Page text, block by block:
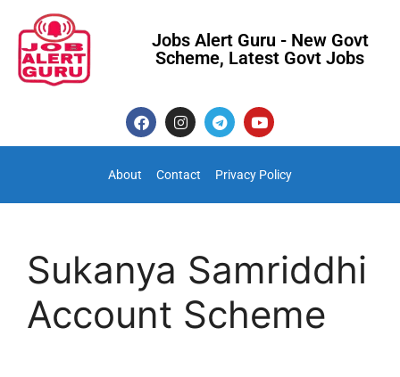
Jobs Alert Guru - New Govt
Scheme, Latest Govt Jobs
About Contact Privacy Policy
Sukanya Samriddhi
Account Scheme